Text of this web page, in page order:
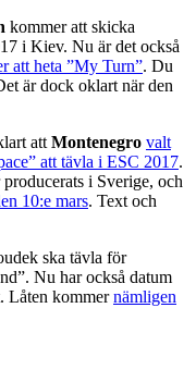
kommer att skicka
i Kiev. Nu är det också
att heta ”My Turn”. Du
är dock oklart när den
att Montenegro valt
att tävla i ESC 2017.
i Sverige, och
10:e mars. Text och
ska tävla för
Nu har också datum
Låten kommernämligen